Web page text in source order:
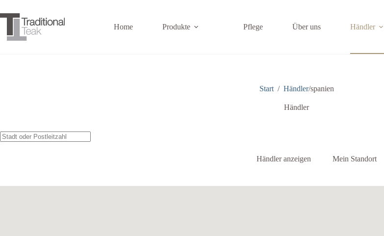
Inhalt
springen
Home Produkte Pflege Über uns Händler
Start / Händler/spanien
Händler
Mein Standort